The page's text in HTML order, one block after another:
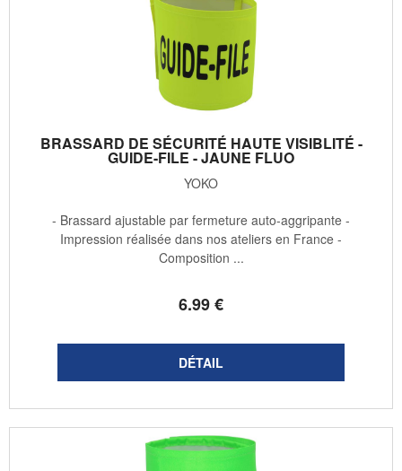
BRASSARD DE SÉCURITÉ HAUTE VISIBLITÉ -
GUIDE-FILE - JAUNE FLUO
YOKO
6.99€
- Brassard ajustable par fermeture auto-aggripante -
Impression réalisée dans nos ateliers en France -
Composition ...